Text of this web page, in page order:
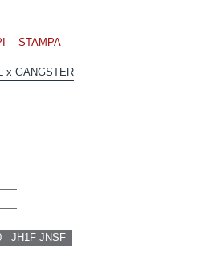
STAMPA
x GANGSTER
JH1F JNSF